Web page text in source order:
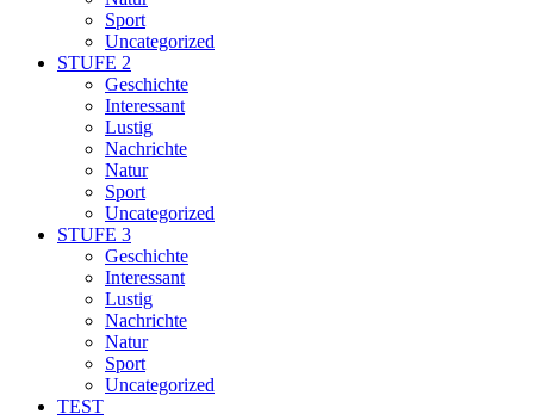
Sport
Uncategorized
STUFE 2
Geschichte
Interessant
Lustig
Nachrichte
Natur
Sport
Uncategorized
STUFE 3
Geschichte
Interessant
Lustig
Nachrichte
Natur
Sport
Uncategorized
TEST